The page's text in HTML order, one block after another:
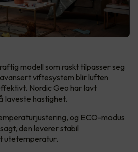
modell som raskt tilpasser seg
viftesystem blir luften
Nordic Geo har lavt
laveste hastighet.
og ECO-modus
den leverer stabil
utetemperatur.